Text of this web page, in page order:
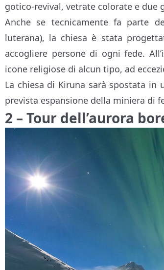
gotico-revival, vetrate colorate e due
Anche se tecnicamente fa parte
luterana), la chiesa è stata
accogliere persone di ogni fede.
icone religiose di alcun tipo, ad
La chiesa di Kiruna sarà spostata in
prevista espansione della miniera di
2 – Tour dell’aurora